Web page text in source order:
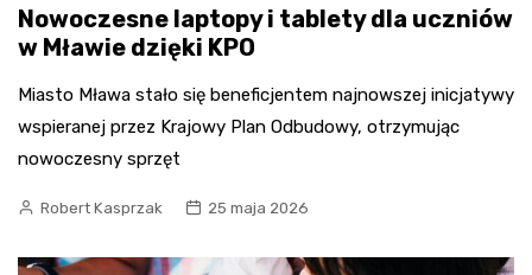
Nowoczesne laptopy i tablety dla uczniów
w Mławie dzięki KPO
Miasto Mława stało się beneficjentem najnowszej inicjatywy
wspieranej przez Krajowy Plan Odbudowy, otrzymując
nowoczesny sprzęt
Robert Kasprzak 25 maja 2026